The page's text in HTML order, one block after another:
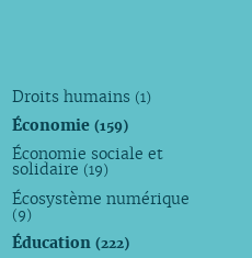
Droits humains (1)
Économie(159)
Économie sociale et
solidaire (19)
Écosystème numérique
(9)
Éducation(222)